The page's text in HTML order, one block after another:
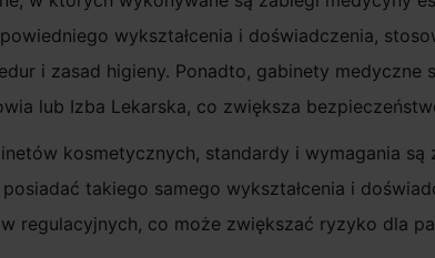
wykształcenia i doświadczenia,
i zasad higieny. Ponadto, gabinety
lub Izba Lekarska, co zwiększa
kosmetycznych, standardy i wymagania
takiego samego wykształcenia i
regulacyjnych, co może zwiększać ryzyko dla